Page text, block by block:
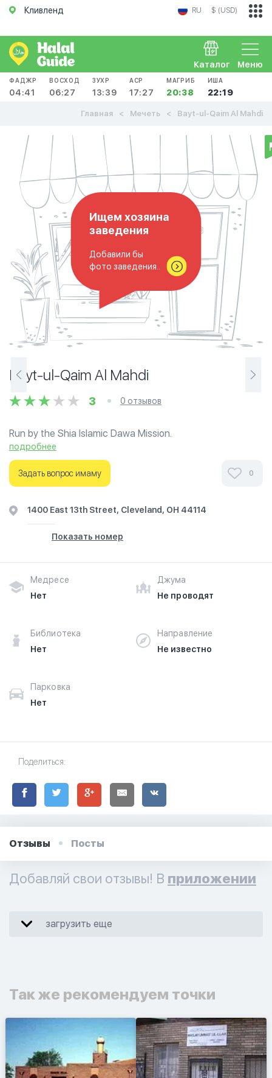
Кливленд RU $ (USD)
Меню
Каталог
ФАДЖР
04:41
ВОСХОД
06:27
ЗУХР
13:39
АСР
17:27
МАГРИБ
20:38
ИША
22:19
Главная Мечеть Bayt-ul-Qaim Al Mahdi
Ищем хозяина
заведения
Добавили бы
фото заведения..
Bayt-ul-Qaim Al Mahdi
3 0 отзывов
Run by the Shia Islamic Dawa Mission.
Ознакомьтесь с отзывами посетителей Bayt-ul-Qaim Al
Mahdi в г.Кливленд на фотографиях и узнайте о часах
работы. Ваше духовное путешествие начинается
подробнее
Задать вопрос имаму 0
1400 East 13th Street, Cleveland, OH 44114
Показать номер
Медресе
Нет
Джума
Не проводят
Библиотека
Нет
Направление
Не известно
Парковка
Нет
Поделиться:
Отзывы Посты
Добавляй свои отзывы! В приложении
загрузить еще
Так же рекомендуем точки